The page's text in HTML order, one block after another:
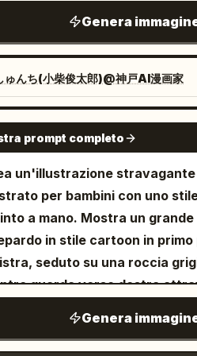
come scritte.
serif bianco pulito centrato
nera. Mantenere la
pannelli extra, loghi,
dell'interfaccia utente o
vita di qualcuno.
separate da sottili bordi
riquadro. Titolo in alto:
giornata della coppia
", con
su ciascun lato, effetto
scuro. [Contenuto delle
Vignetta 1: Ritratto in
coppia asiatica. Il
uomo
, con le mani
entrambi sorridono verso
2: La coppia seduta in un
che tiene le tazze
sorridendosi a vicenda. La
chiaro in cinese: "Grazie
con me." Fumetto bianco
nero chiaro. Vignetta 3: La
Genera
ゅんち(小柴俊太郎)@神戸AI漫画家
prompt completo
un'illustrazione
per bambini con uno
a mano. Mostra un
in stile cartoon in primo
seduto su una roccia
guarda verso destra
con molte macchie nere,
arricciata lungo la roccia,
Genera